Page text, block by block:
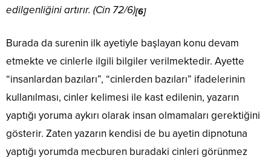
edilgenliğini artırır. (Cin 72/6)[6]
Burada da surenin ilk ayetiyle başlayan konu devam
etmekte ve cinlerle ilgili bilgiler verilmektedir. Ayette
“insanlardan bazıları”, “cinlerden bazıları” ifadelerinin
kullanılması, cinler kelimesi ile kast edilenin, yazarın
yaptığı yoruma aykırı olarak insan olmamaları gerektiğini
gösterir. Zaten yazarın kendisi de bu ayetin dipnotuna
yaptığı yorumda mecburen buradaki cinleri görünmez